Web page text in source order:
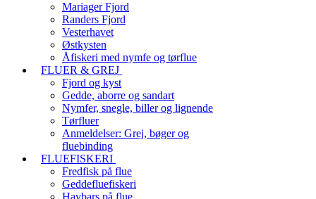
Mariager Fjord
Randers Fjord
Vesterhavet
Østkysten
Åfiskeri med nymfe og tørflue
FLUER & GREJ
Fjord og kyst
Gedde, aborre og sandart
Nymfer, snegle, biller og lignende
Tørfluer
Anmeldelser: Grej, bøger og
fluebinding
FLUEFISKERI
Fredfisk på flue
Geddefluefiskeri
Havbars på flue